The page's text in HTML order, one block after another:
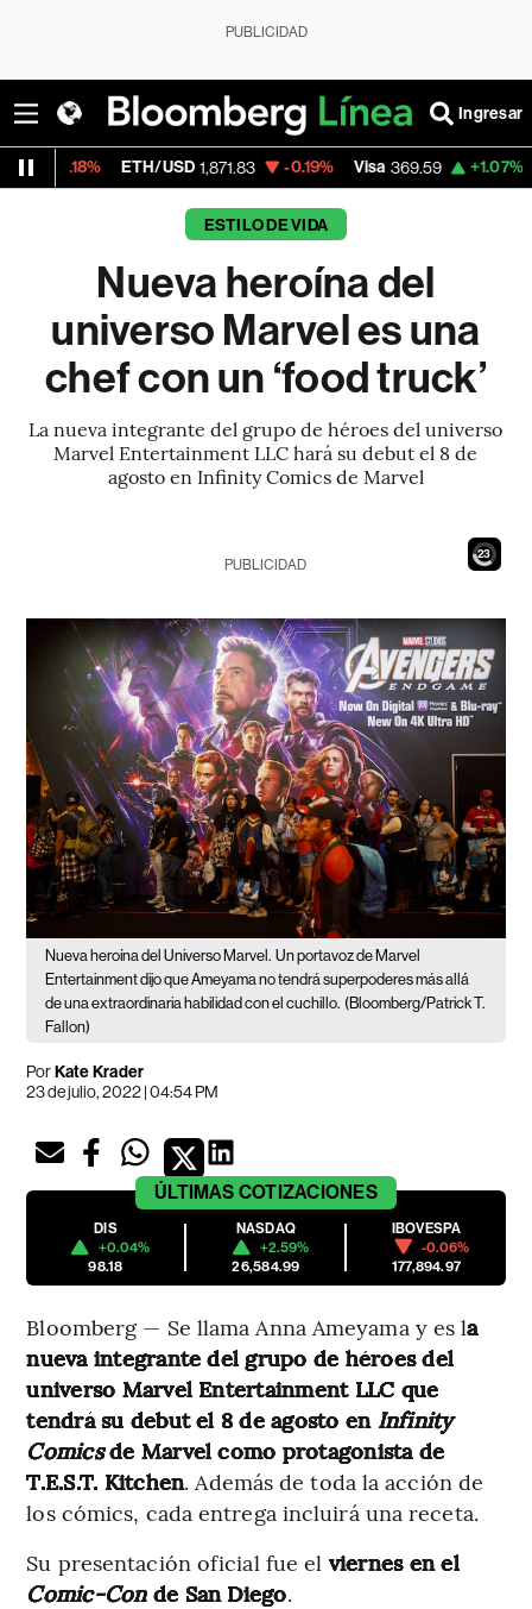
PUBLICIDAD
Ingresar
ETH/USD 1,871.83 -0.19% Visa 369.59 +1.07%
ESTILO DE VIDA
Nueva heroína del
universo Marvel es una
chef con un ‘food truck’
La nueva integrante del grupo de héroes del universo
Marvel Entertainment LLC hará su debut el 8 de
agosto en Infinity Comics de Marvel
21
PUBLICIDAD
Nueva heroína del Universo Marvel. Un portavoz de Marvel
Entertainment dijo que Ameyama no tendrá superpoderes más allá
de una extraordinaria habilidad con el cuchillo. (Bloomberg/Patrick T.
Fallon)
PorKate Krader
23 de julio, 2022 | 04:54 PM
ÚLTIMAS COTIZACIONES
DIS
+0.04%
98.18
NASDAQ
+2.59%
26,584.99
IBOVESPA
-0.06%
177,894.97
Bloomberg — Se llama Anna Ameyama y es la
nueva integrante del grupo de héroes del
universo Marvel Entertainment LLC que
tendrá su debut el 8 de agosto en Infinity
Comicsde Marvel como protagonista de
T.E.S.T. Kitchen. Además de toda la acción de
los cómics, cada entrega incluirá una receta.
Su presentación oficial fue el viernes en el
Comic-Conde San Diego.